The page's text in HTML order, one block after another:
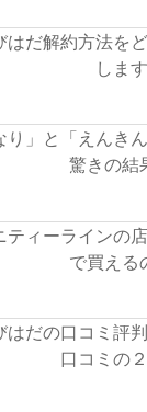
はだ解約方法を
します
り」と「えんき
驚きの結
ティーラインの
で買える
はだの口コミ評
口コミの